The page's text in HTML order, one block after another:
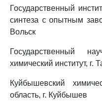
Государственный
синтеза с опытным
Вольск
Государственный
химический институт, г.
Куйбышевский
область, г. Куйбышев